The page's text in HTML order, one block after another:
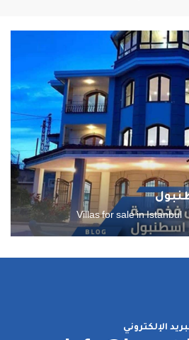
Villas for sale in Istanbul
الإلكتروني